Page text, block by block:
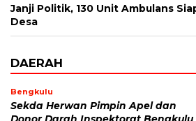
Janji Politik, 130 Unit Ambulans
Desa
DAERAH
Bengkulu
Sekda Herwan Pimpin Apel dan